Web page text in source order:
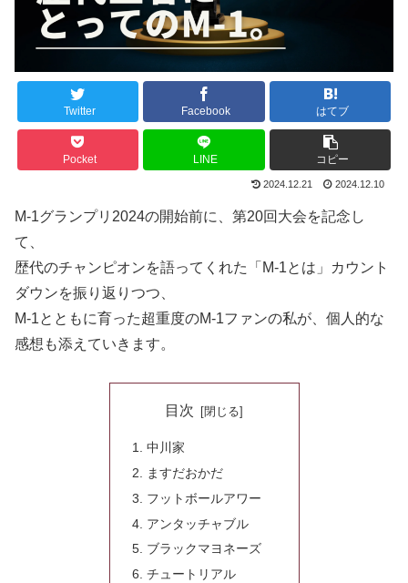
Twitter Facebook はてブ
Pocket LINE コピー
2024.12.21 2024.12.10
M-1グランプリ2024の開始前に、第20回大会を記念し
て、
歴代のチャンピオンを語ってくれた「M-1とは」カウント
ダウンを振り返りつつ、
M-1とともに育った超重度のM-1ファンの私が、個人的な
感想も添えていきます。
目次
中川家
ますだおかだ
フットボールアワー
アンタッチャブル
ブラックマヨネーズ
チュートリアル